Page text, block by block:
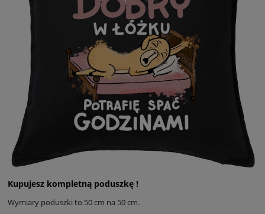
Kupujesz kompletną poduszkę !
Wymiary poduszki to 50 cm na 50 cm.